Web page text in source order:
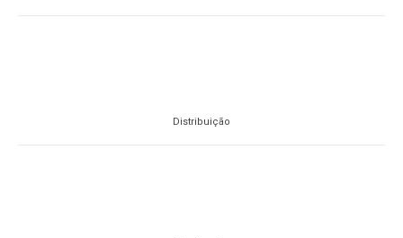
Distribuição